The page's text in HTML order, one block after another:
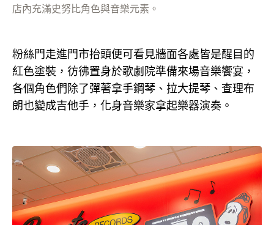
店內充滿史努比角色與音樂元素。
粉絲門走進門市抬頭便可看見牆面各處皆是醒目的
紅色塗裝，彷彿置身於歌劇院準備來場音樂饗宴，
各個角色們除了彈著拿手鋼琴、拉大提琴、查理布
朗也變成吉他手，化身音樂家拿起樂器演奏。